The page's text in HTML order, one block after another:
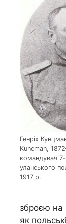
Генріх
Kuncman,
командувач
уланського
1917 р.
зброєю на
як